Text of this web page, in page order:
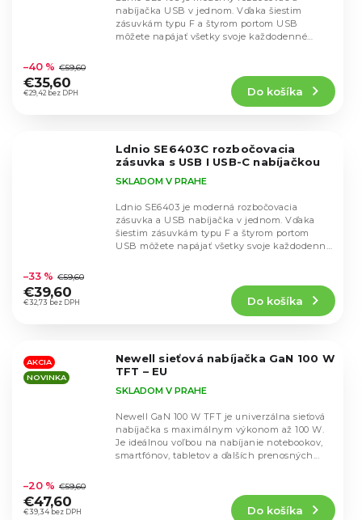
hodnotenie
produktu
je
€29,42 bez DPH
–40 % €59,60
€35,60
Do košíka
nabíjačka USB v jednom. Vďaka šiestim
zásuvkám typu F a štyrom portom USB
môžete napájať všetky svoje každodenné
Ldnio SE6403C rozbočovacia
zásuvka s USB I USB-C nabíjačkou
hodnotenie
produktu
je
hviezdičiek.
SKLADOM V PRAHE
€32,73 bez DPH
–33 % €59,60
€39,60
Do košíka
Ldnio SE6403 je moderná rozbočovacia
zásuvka a USB nabíjačka v jednom. Vďaka
šiestim zásuvkám typu F a štyrom portom
USB môžete napájať všetky svoje každodenné
AKCIA
NOVINKA
Newell sieťová nabíjačka GaN 100 W
TFT – EU
hodnotenie
produktu
je
SKLADOM V PRAHE
€39,34 bez DPH
–20 % €59,60
€47,60
Do košíka
Newell GaN 100 W TFT je univerzálna sieťová
nabíjačka s maximálnym výkonom až 100 W.
Je ideálnou voľbou na nabíjanie notebookov,
smartfónov, tabletov a ďalších prenosných...